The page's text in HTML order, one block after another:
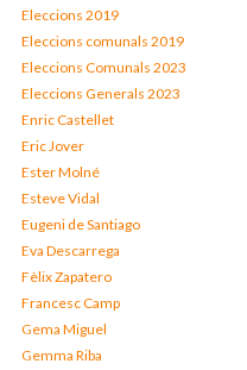
Eleccions 2019
Eleccions comunals 2019
Eleccions Comunals 2023
Eleccions Generals 2023
Enric Castellet
Eric Jover
Ester Molné
Esteve Vidal
Eugeni de Santiago
Eva Descarrega
Fèlix Zapatero
Francesc Camp
Gema Miguel
Gemma Riba